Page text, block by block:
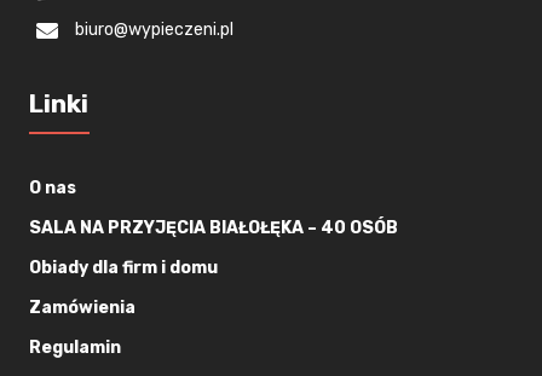
biuro@wypieczeni.pl
Linki
O nas
SALA NA PRZYJĘCIA BIAŁOŁĘKA – 40 OSÓB
Obiady dla firm i domu
Zamówienia
Regulamin